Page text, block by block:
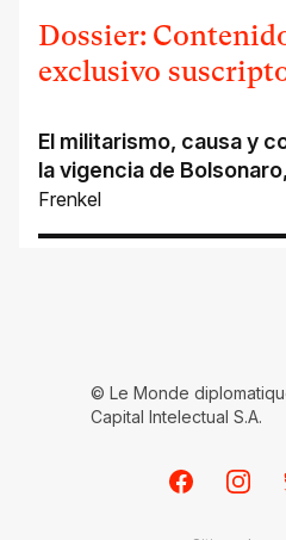
Dossier:
exclusivo
El militarismo, causa y
la vigencia de Bolsonaro,
Frenkel
© Le Monde
Capital Intelectual S.A.
Facebook